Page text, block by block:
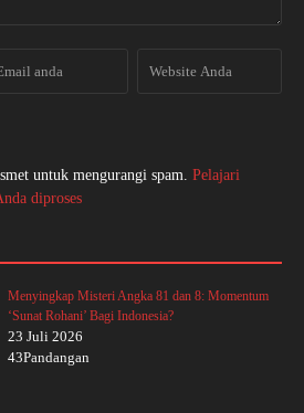
untuk mengurangi spam. Pelajari
diproses
Menyingkap Misteri Angka 81 dan 8: Momentum
‘Sunat Rohani’ Bagi Indonesia?
23 Juli 2026
43Pandangan